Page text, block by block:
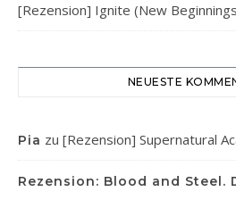
[Rezension] Ignite (New
NEUESTE
Pia zu [Rezension] Supernatural
Rezension: Blood and Steel.